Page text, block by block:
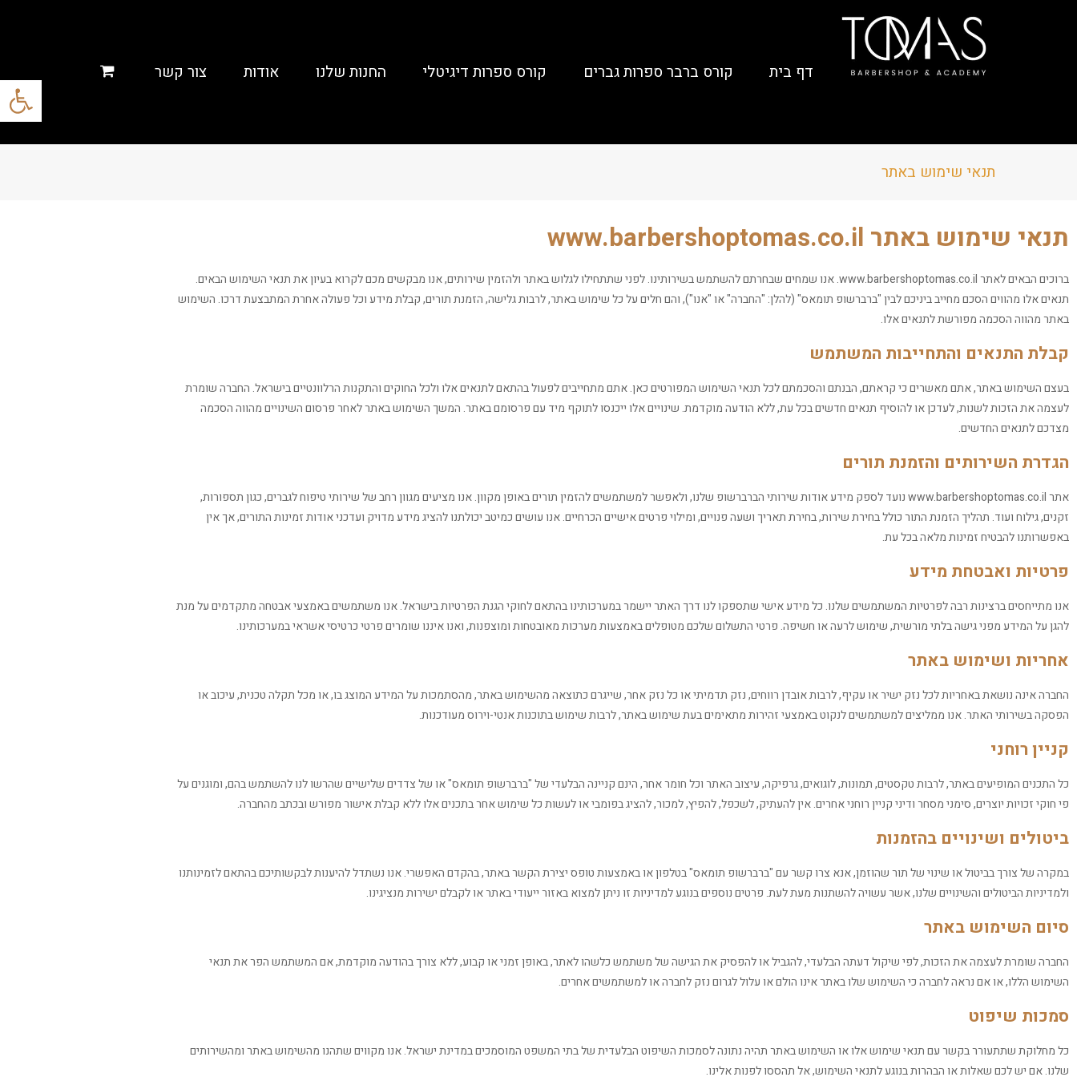
פתח דף בית קורס ברבר ספרות גברים קורס ספרות דיגיטלי החנות שלנו אודות צור קשר
תנאי שימוש באתר
תנאי שימוש באתר www.barbershoptomas.co.il
ברוכים הבאים לאתר www.barbershoptomas.co.il. אנו שמחים שבחרתם להשתמש בשירותינו. לפני שתתחילו לגלוש באתר ולהזמין שירותים, אנו מבקשים מכם לקרוא בעיון את תנאי השימוש הבאים.
תנאים אלו מהווים הסכם מחייב ביניכם לבין "ברברשופ תומאס" (להלן: "החברה" או "אנו"), והם חלים על כל שימוש באתר, לרבות גלישה, הזמנת תורים, קבלת מידע וכל פעולה אחרת המתבצעת דרכו. השימוש
באתר מהווה הסכמה מפורשת לתנאים אלו.
קבלת התנאים והתחייבות המשתמש
בעצם השימוש באתר, אתם מאשרים כי קראתם, הבנתם והסכמתם לכל תנאי השימוש המפורטים כאן. אתם מתחייבים לפעול בהתאם לתנאים אלו ולכל החוקים והתקנות הרלוונטיים בישראל. החברה שומרת
לעצמה את הזכות לשנות, לעדכן או להוסיף תנאים חדשים בכל עת, ללא הודעה מוקדמת. שינויים אלו ייכנסו לתוקף מיד עם פרסומם באתר. המשך השימוש באתר לאחר פרסום השינויים מהווה הסכמה
מצדכם לתנאים החדשים.
הגדרת השירותים והזמנת תורים
אתר www.barbershoptomas.co.il נועד לספק מידע אודות שירותי הברברשופ שלנו, ולאפשר למשתמשים להזמין תורים באופן מקוון. אנו מציעים מגוון רחב של שירותי טיפוח לגברים, כגון תספורות,
זקנים, גילוח ועוד. תהליך הזמנת התור כולל בחירת שירות, בחירת תאריך ושעה פנויים, ומילוי פרטים אישיים הכרחיים. אנו עושים כמיטב יכולתנו להציג מידע מדויק ועדכני אודות זמינות התורים, אך אין
באפשרותנו להבטיח זמינות מלאה בכל עת.
פרטיות ואבטחת מידע
אנו מתייחסים ברצינות רבה לפרטיות המשתמשים שלנו. כל מידע אישי שתספקו לנו דרך האתר יישמר במערכותינו בהתאם לחוקי הגנת הפרטיות בישראל. אנו משתמשים באמצעי אבטחה מתקדמים על מנת
להגן על המידע מפני גישה בלתי מורשית, שימוש לרעה או חשיפה. פרטי התשלום שלכם מטופלים באמצעות מערכות מאובטחות ומוצפנות, ואנו איננו שומרים פרטי כרטיסי אשראי במערכותינו.
אחריות ושימוש באתר
החברה אינה נושאת באחריות לכל נזק ישיר או עקיף, לרבות אובדן רווחים, נזק תדמיתי או כל נזק אחר, שייגרם כתוצאה מהשימוש באתר, מהסתמכות על המידע המוצג בו, או מכל תקלה טכנית, עיכוב או
הפסקה בשירותי האתר. אנו ממליצים למשתמשים לנקוט באמצעי זהירות מתאימים בעת שימוש באתר, לרבות שימוש בתוכנות אנטי-וירוס מעודכנות.
קניין רוחני
כל התכנים המופיעים באתר, לרבות טקסטים, תמונות, לוגואים, גרפיקה, עיצוב האתר וכל חומר אחר, הינם קניינה הבלעדי של "ברברשופ תומאס" או של צדדים שלישיים שהרשו לנו להשתמש בהם, ומוגנים על
פי חוקי זכויות יוצרים, סימני מסחר ודיני קניין רוחני אחרים. אין להעתיק, לשכפל, להפיץ, למכור, להציג בפומבי או לעשות כל שימוש אחר בתכנים אלו ללא קבלת אישור מפורש ובכתב מהחברה.
ביטולים ושינויים בהזמנות
במקרה של צורך בביטול או שינוי של תור שהוזמן, אנא צרו קשר עם "ברברשופ תומאס" בטלפון או באמצעות טופס יצירת הקשר באתר, בהקדם האפשרי. אנו נשתדל להיענות לבקשותיכם בהתאם לזמינותנו
ולמדיניות הביטולים והשינויים שלנו, אשר עשויה להשתנות מעת לעת. פרטים נוספים בנוגע למדיניות זו ניתן למצוא באזור ייעודי באתר או לקבלם ישירות מנציגינו.
סיום השימוש באתר
החברה שומרת לעצמה את הזכות, לפי שיקול דעתה הבלעדי, להגביל או להפסיק את הגישה של משתמש כלשהו לאתר, באופן זמני או קבוע, ללא צורך בהודעה מוקדמת, אם המשתמש הפר את תנאי
השימוש הללו, או אם נראה לחברה כי השימוש שלו באתר אינו הולם או עלול לגרום נזק לחברה או למשתמשים אחרים.
סמכות שיפוט
כל מחלוקת שתתעורר בקשר עם תנאי שימוש אלו או השימוש באתר תהיה נתונה לסמכות השיפוט הבלעדית של בתי המשפט המוסמכים במדינת ישראל. אנו מקווים שתהנו מהשימוש באתר ומהשירותים
שלנו. אם יש לכם שאלות או הבהרות בנוגע לתנאי השימוש, אל תהססו לפנות אלינו.